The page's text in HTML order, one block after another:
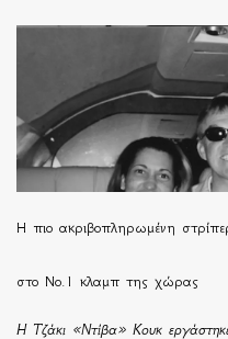
H πιο ακριβοπληρωμένη
στο Νο.1 κλαμπ της χώρας
Η Τζάκι «Ντίβα» Κουκ